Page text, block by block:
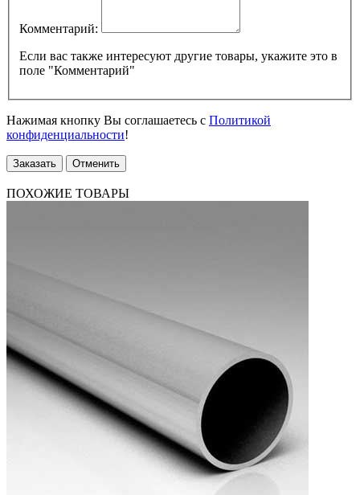
Комментарий:
Если вас также интересуют другие товары, укажите это в
поле "Комментарий"
Нажимая кнопку Вы соглашаетесь с Политикой
конфиденциальности!
Заказать Отменить
ПОХОЖИЕ ТОВАРЫ